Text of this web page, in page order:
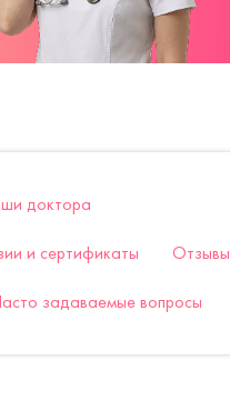
доктора
и сертификаты Отзывы
задаваемые вопросы